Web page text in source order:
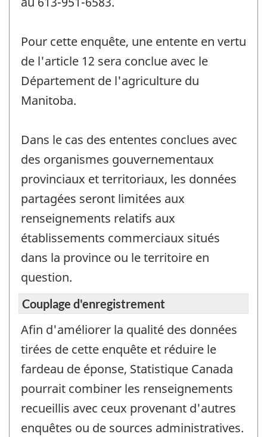
Pour cette enquête, une entente en vertu
de l'article 12 sera conclue avec le
Département de l'agriculture du
Manitoba.
Dans le cas des ententes conclues avec
des organismes gouvernementaux
provinciaux et territoriaux, les données
partagées seront limitées aux
renseignements relatifs aux
établissements commerciaux situés
dans la province ou le territoire en
question.
Couplage d'enregistrement
Afin d'améliorer la qualité des données
tirées de cette enquête et réduire le
fardeau de éponse, Statistique Canada
pourrait combiner les renseignements
recueillis avec ceux provenant d'autres
enquêtes ou de sources administratives.